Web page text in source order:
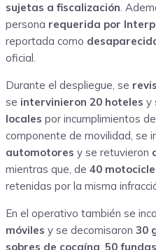
sujetas a fiscalización.
persona requerida por
reportada como
oficial.
Durante el despliegue, se
se intervinieron 20 hoteles y
locales por incumplimientos
componente de movilidad, se
automotores y se retuvieron
mientras que, de 40
retenidas por la misma
En el operativo también se
móviles y se decomisaron 30
sobres de cocaína 50